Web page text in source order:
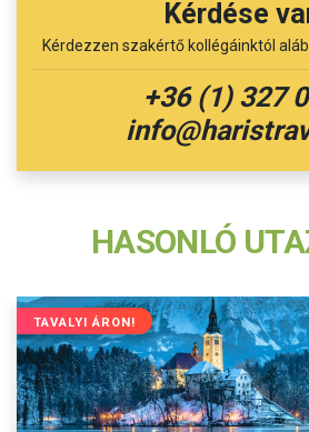
Kérdése
Kérdezzen szakértő kollégáinktól
+36 (1) 327
HASONLÓ
TAVALYI ÁRON!